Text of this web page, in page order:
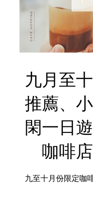
九月至
推薦、
閑一日
咖啡
九至十月份限定咖